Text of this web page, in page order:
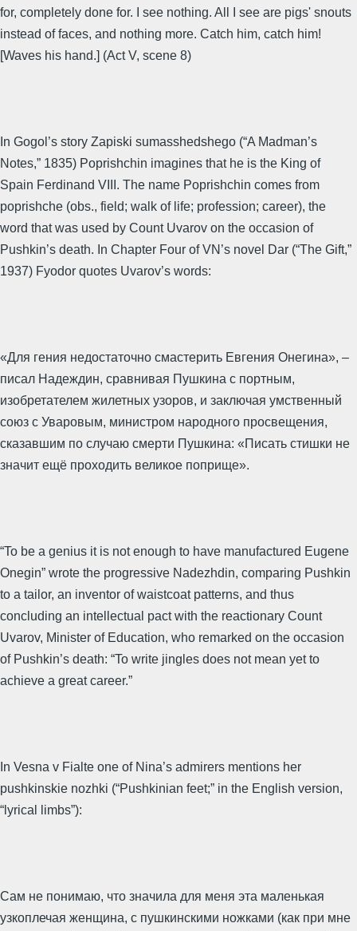
for, completely done for. I see nothing. All I see are pigs' snouts
instead of faces, and nothing more. Catch him, catch him!
[Waves his hand.] (Act V, scene 8)
In Gogol’s story Zapiski sumasshedshego (“A Madman’s
Notes,” 1835) Poprishchin imagines that he is the King of
Spain Ferdinand VIII. The name Poprishchin comes from
poprishche (obs., field; walk of life; profession; career), the
word that was used by Count Uvarov on the occasion of
Pushkin’s death. In Chapter Four of VN’s novel Dar (“The Gift,”
1937) Fyodor quotes Uvarov’s words:
«Для гения недостаточно смастерить Евгения Онегина», –
писал Надеждин, сравнивая Пушкина с портным,
изобретателем жилетных узоров, и заключая умственный
союз с Уваровым, министром народного просвещения,
сказавшим по случаю смерти Пушкина: «Писать стишки не
значит ещё проходить великое поприще».
“To be a genius it is not enough to have manufactured Eugene
Onegin” wrote the progressive Nadezhdin, comparing Pushkin
to a tailor, an inventor of waistcoat patterns, and thus
concluding an intellectual pact with the reactionary Count
Uvarov, Minister of Education, who remarked on the occasion
of Pushkin’s death: “To write jingles does not mean yet to
achieve a great career.”
In Vesna v Fialte one of Nina’s admirers mentions her
pushkinskie nozhki (“Pushkinian feet;” in the English version,
“lyrical limbs”):
Сам не понимаю, что значила для меня эта маленькая
узкоплечая женщина, с пушкинскими ножками (как при мне